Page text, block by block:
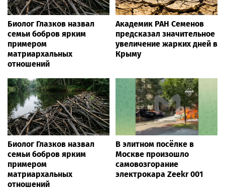
Биолог Глазков назвал
семьи бобров ярким
примером
матриархальных
отношений
Академик РАН Семенов
предсказал значительное
увеличение жарких дней в
Крыму
Биолог Глазков назвал
семьи бобров ярким
примером
матриархальных
отношений
В элитном посёлке в
Москве произошло
самовозгорание
электрокара Zeekr 001